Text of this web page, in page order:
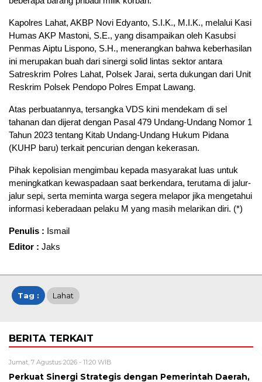
Kapolres Lahat, AKBP Novi Edyanto, S.I.K., M.I.K., melalui Kasi
Humas AKP Mastoni, S.E., yang disampaikan oleh Kasubsi
Penmas Aiptu Lispono, S.H., menerangkan bahwa keberhasilan
ini merupakan buah dari sinergi solid lintas sektor antara
Satreskrim Polres Lahat, Polsek Jarai, serta dukungan dari Unit
Reskrim Polsek Pendopo Polres Empat Lawang.
Atas perbuatannya, tersangka VDS kini mendekam di sel
tahanan dan dijerat dengan Pasal 479 Undang-Undang Nomor 1
Tahun 2023 tentang Kitab Undang-Undang Hukum Pidana
(KUHP baru) terkait pencurian dengan kekerasan.
Pihak kepolisian mengimbau kepada masyarakat luas untuk
meningkatkan kewaspadaan saat berkendara, terutama di jalur-
jalur sepi, serta meminta warga segera melapor jika mengetahui
informasi keberadaan pelaku M yang masih melarikan diri. (*)
Penulis : Ismail
Editor : Jaks
Tag : Lahat
BERITA TERKAIT
Jumat, 7 Agustus 2026 - 11:20 WIB
Perkuat Sinergi Strategis dengan Pemerintah Daerah,